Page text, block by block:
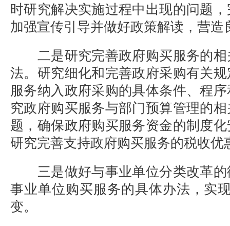
时研究解决实施过程中出现的问题
加强宣传引导并做好政策解读，营造
二是研究完善政府购买服务的相
法。研究细化和完善政府采购有关
服务纳入政府采购的具体条件、程
究政府购买服务与部门预算管理的
题，确保政府购买服务资金的制度
研究完善支持政府购买服务的税收优
三是做好与事业单位分类改革的
事业单位购买服务的具体办法，实
变。